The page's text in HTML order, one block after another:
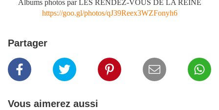
Albums photos par LES RENDEZ-VOUS DE LA REINE
https://goo.gl/photos/qJ39Reex3WZFonyh6
Partager
Vous aimerez aussi